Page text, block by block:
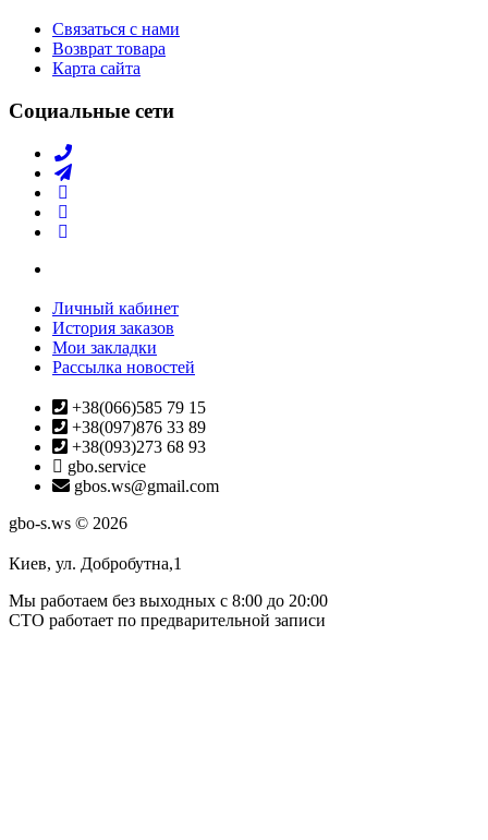
Связаться с нами
Возврат товара
Карта сайта
Социальные сети
Личный кабинет
История заказов
Мои закладки
Рассылка новостей
+38(066)585 79 15
+38(097)876 33 89
+38(093)273 68 93
gbo.service
gbos.ws@gmail.com
gbo-s.ws © 2026
Киев, ул. Добробутна,1
Мы работаем без выходных с 8:00 до 20:00
СТО работает по предварительной записи